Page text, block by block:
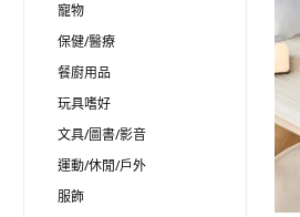
寵物
保健/醫療
餐廚用品
玩具嗜好
文具/圖書/影音
運動/休閒/戶外
服飾